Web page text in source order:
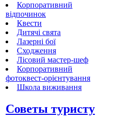
Корпоративний
відпочинок
Квести
Дитячі свята
Лазерні бої
Сходження
Лісовий мастер-шеф
Корпоративний
фотоквест-орієнтування
Школа виживання
Cоветы туристу